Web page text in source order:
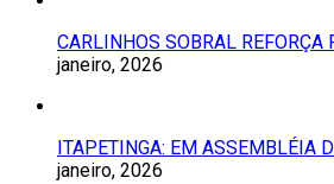
CARLINHOS SOBRAL REFORÇA
janeiro, 2026
ITAPETINGA: EM ASSEMBLÉIA
janeiro, 2026